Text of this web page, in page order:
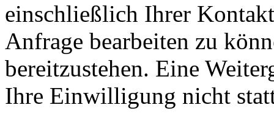
einschließlich Ihrer
Anfrage bearbeiten zu
bereitzustehen. Eine
Ihre Einwilligung nicht